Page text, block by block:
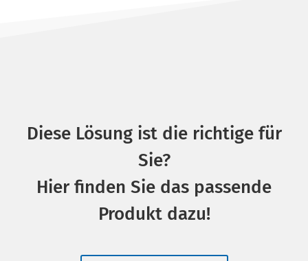
Diese Lösung ist die richtige für
Sie?
Hier finden Sie das passende
Produkt dazu!